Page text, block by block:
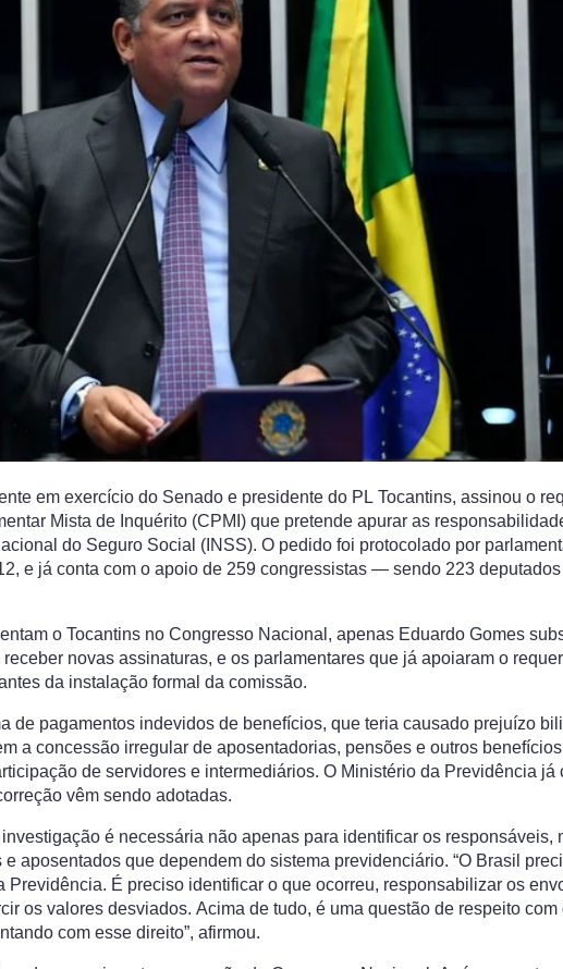
em exercício do Senado e presidente do PL Tocantins, assinou o
Mista de Inquérito (CPMI) que pretende apurar as
do Seguro Social (INSS). O pedido foi protocolado por
e já conta com o apoio de 259 congressistas — sendo 223
o Tocantins no Congresso Nacional, apenas Eduardo Gomes
novas assinaturas, e os parlamentares que já apoiaram o
da instalação formal da comissão.
de pagamentos indevidos de benefícios, que teria causado prejuízo
a concessão irregular de aposentadorias, pensões e outros benefícios
de servidores e intermediários. O Ministério da Previdência já
vêm sendo adotadas.
é necessária não apenas para identificar os responsáveis,
aposentados que dependem do sistema previdenciário. “O Brasil
Previdência. É preciso identificar o que ocorreu, responsabilizar os
os valores desviados. Acima de tudo, é uma questão de respeito com
com esse direito”, afirmou.